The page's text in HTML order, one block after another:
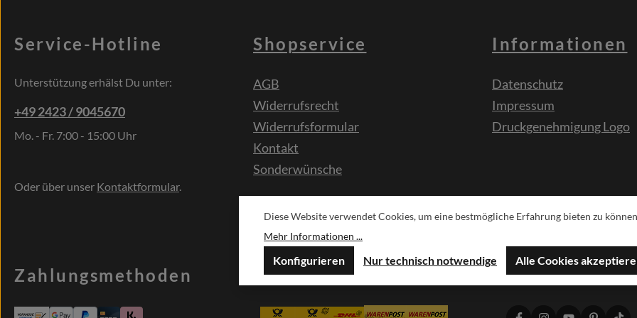
Service-Hotline
Unterstützung erhälst Du unter:
+49 2423 / 9045670
Mo. - Fr. 7:00 - 15:00 Uhr
Oder über unser Kontaktformular.
Shopservice
AGB
Widerrufsrecht
Widerrufsformular
Kontakt
Sonderwünsche
Informationen
Datenschutz
Impressum
Druckgenehmigung Logo
Zahlungsmethoden Versandmethoden Social Media
Diese Website verwendet Cookies, um eine bestmögliche Erfahrung bieten zu
Mehr Informationen ...
Nur technisch notwendige
Konfigurieren Alle Cookies